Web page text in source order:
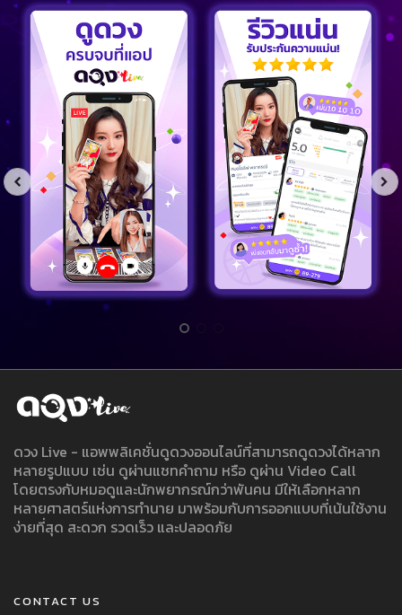
ดวง Live - แอพพลิเคชั่นดูดวงออนไลน์ที่สามารถดูดวงได้หลาก
หลายรูปแบบ เช่น ดูผ่านแชทคำถาม หรือ ดูผ่าน Video Call
โดยตรงกับหมอดูและนักพยากรณ์กว่าพันคน มีให้เลือกหลาก
หลายศาสตร์แห่งการทำนาย มาพร้อมกับการออกแบบที่เน้นใช้งาน
ง่ายที่สุด สะดวก รวดเร็ว และปลอดภัย
CONTACT US